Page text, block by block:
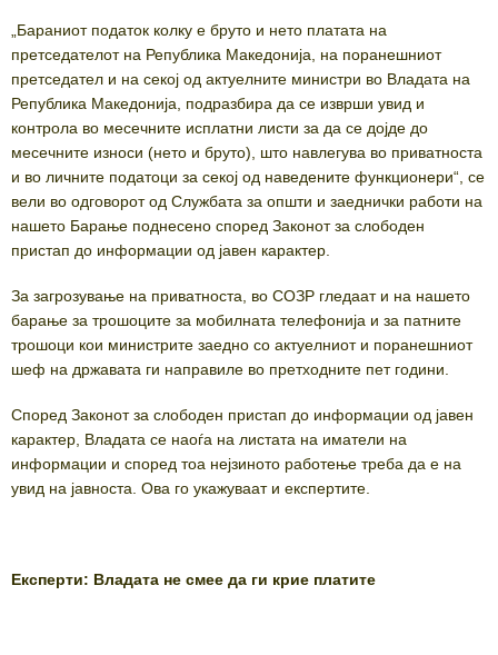
„Бараниот податок колку е бруто и нето платата на
претседателот на Република Македонија, на поранешниот
претседател и на секој од актуелните министри во Владата на
Република Македонија, подразбира да се изврши увид и
контрола во месечните исплатни листи за да се дојде до
месечните износи (нето и бруто), што навлегува во приватноста
и во личните податоци за секој од наведените функционери“, се
вели во одговорот од Службата за општи и заеднички работи на
нашето Барање поднесено според Законот за слободен
пристап до информации од јавен карактер.
За загрозување на приватноста, во СОЗР гледаат и на нашето
барање за трошоците за мобилната телефонија и за патните
трошоци кои министрите заедно со актуелниот и поранешниот
шеф на државата ги направиле во претходните пет години.
Според Законот за слободен пристап до информации од јавен
карактер, Владата се наоѓа на листата на иматели на
информации и според тоа нејзиното работење треба да е на
увид на јавноста. Ова го укажуваат и експертите.
Експерти: Владата не смее да ги крие платите